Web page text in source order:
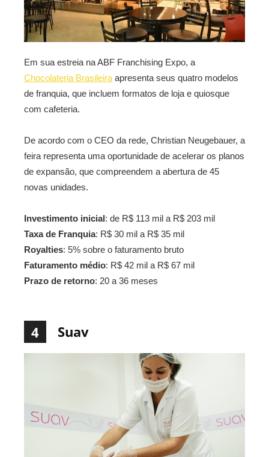
Em sua estreia na ABF Franchising Expo, a
Chocolateria Brasileira apresenta seus quatro modelos
de franquia, que incluem formatos de loja e quiosque
com cafeteria.
De acordo com o CEO da rede, Christian Neugebauer, a
feira representa uma oportunidade de acelerar os planos
de expansão, que compreendem a abertura de 45
novas unidades.
Investimento inicial: de R$ 113 mil a R$ 203 mil
Taxa de Franquia: R$ 30 mil a R$ 35 mil
Royalties: 5% sobre o faturamento bruto
Faturamento médio: R$ 42 mil a R$ 67 mil
Prazo de retorno: 20 a 36 meses
4 Suav